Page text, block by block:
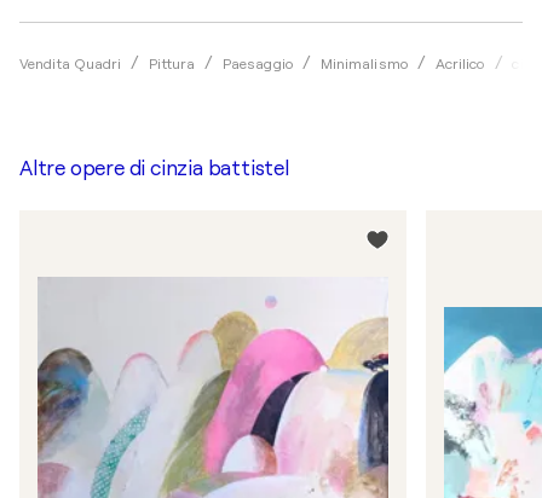
Vendita Quadri Pittura Paesaggio Minimalismo Acrilico
Altre opere dicinzia battistel